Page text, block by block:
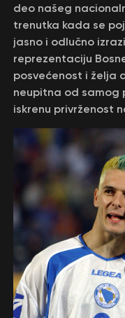
deo našeg
trenutka kada se
jasno i odlučno
reprezentaciju
posvećenost i želja
neupitna od samog
iskrenu privrženost